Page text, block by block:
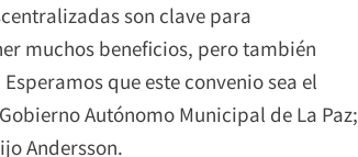
son clave para
muchos beneficios, pero también
que este convenio sea el
Autónomo Municipal de La Paz;
Andersson.